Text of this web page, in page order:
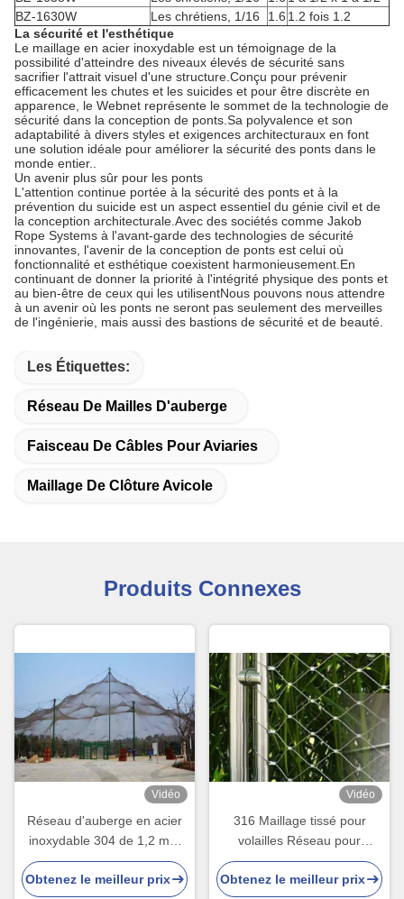
BZ-1630W
Les chrétiens, 1/16 1.6 1.2 fois 1.2
La sécurité et l'esthétique
Le maillage en acier inoxydable est un témoignage de la
possibilité d'atteindre des niveaux élevés de sécurité sans
sacrifier l'attrait visuel d'une structure.Conçu pour prévenir
efficacement les chutes et les suicides et pour être discrète en
apparence, le Webnet représente le sommet de la technologie de
sécurité dans la conception de ponts.Sa polyvalence et son
adaptabilité à divers styles et exigences architecturaux en font
une solution idéale pour améliorer la sécurité des ponts dans le
monde entier..
Un avenir plus sûr pour les ponts
L'attention continue portée à la sécurité des ponts et à la
prévention du suicide est un aspect essentiel du génie civil et de
la conception architecturale.Avec des sociétés comme Jakob
Rope Systems à l'avant-garde des technologies de sécurité
innovantes, l'avenir de la conception de ponts est celui où
fonctionnalité et esthétique coexistent harmonieusement.En
continuant de donner la priorité à l'intégrité physique des ponts et
au bien-être de ceux qui les utilisentNous pouvons nous attendre
à un avenir où les ponts ne seront pas seulement des merveilles
de l'ingénierie, mais aussi des bastions de sécurité et de beauté.
Les Étiquettes:
Réseau De Mailles D'auberge
Faisceau De Câbles Pour Aviaries
Maillage De Clôture Avicole
Produits Connexes
Vidéo
Réseau d'auberge en acier
inoxydable 304 de 1,2 mm
pour oiseaux
Obtenez le meilleur prix
Vidéo
316 Maillage tissé pour
volailles Réseau pour
volailles
Obtenez le meilleur prix